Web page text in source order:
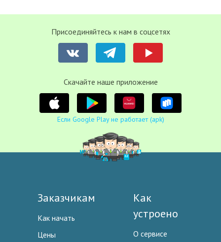
Присоединяйтесь к нам в соцсетях
Cкачайте наше приложение
Если Google Play не работает (apk)
Заказчикам
Как начать
Цены
Как
устроено
О сервисе